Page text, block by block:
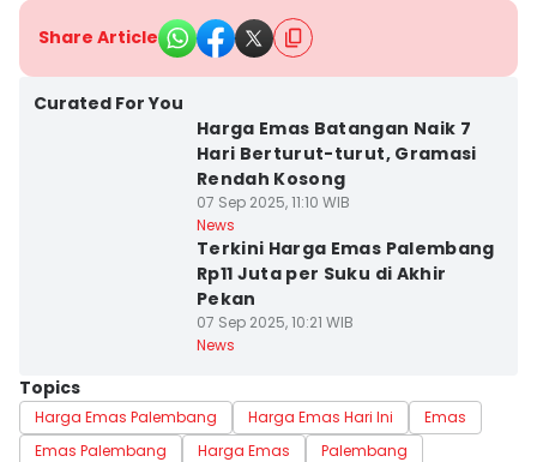
Share Article
Curated For You
Harga Emas Batangan Naik 7
Hari Berturut-turut, Gramasi
Rendah Kosong
07 Sep 2025, 11:10 WIB
News
Terkini Harga Emas Palembang
Rp11 Juta per Suku di Akhir
Pekan
07 Sep 2025, 10:21 WIB
News
Topics
Harga Emas Palembang Harga Emas Hari Ini
Emas
Emas Palembang
Harga Emas Palembang